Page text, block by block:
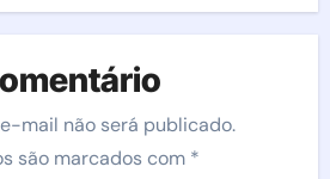
mail não será publicado.
são marcados com *